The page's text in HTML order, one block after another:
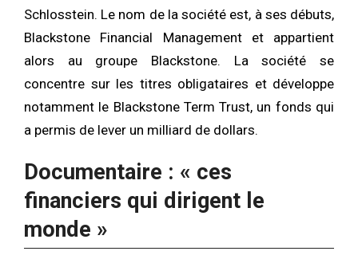
Schlosstein. Le nom de la société est, à ses débuts,
Blackstone Financial Management et appartient
alors au groupe Blackstone. La société se
concentre sur les titres obligataires et développe
notamment le Blackstone Term Trust, un fonds qui
a permis de lever un milliard de dollars.
Documentaire : « ces
financiers qui dirigent le
monde »